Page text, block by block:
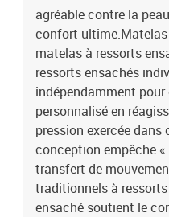
moyenneSurmatelas
polyester)Matériau de
x 5 cm (l x L x H)Housse
55 cmTension : c.c. 5
du câble d'alimentation : 30
coupe à ciseauxLa livraison
x matelas1 x surmatelas1 x
agréable contre la
confort
matelas à ressorts
ressorts ensachés
indépendamment
personnalisé en
pression exercée dans
conception empêche
transfert de
traditionnels à
ensaché soutient le